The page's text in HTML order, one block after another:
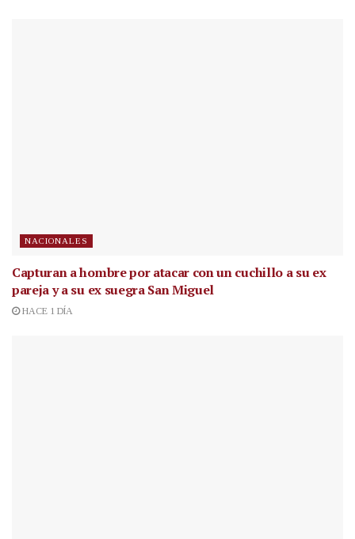
NACIONALES
Capturan a hombre por atacar con un cuchillo a su ex
pareja y a su ex suegra San Miguel
HACE 1 DÍA